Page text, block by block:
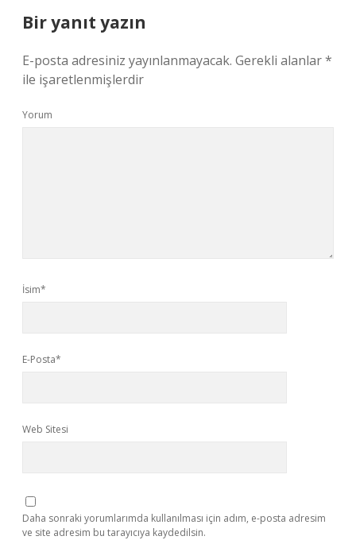
Bir yanıt yazın
E-posta adresiniz yayınlanmayacak. Gerekli alanlar*
ile işaretlenmişlerdir
Yorum
İsim*
E-Posta*
Web Sitesi
Daha sonraki yorumlarımda kullanılması için adım, e-posta adresim
ve site adresim bu tarayıcıya kaydedilsin.